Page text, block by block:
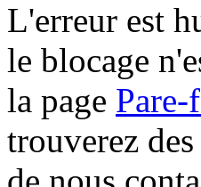
L'erreur est
le blocage
la page Pare-
trouverez